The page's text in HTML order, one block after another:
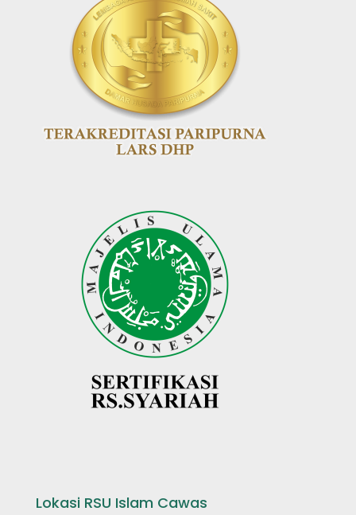
Lokasi RSU Islam Cawas